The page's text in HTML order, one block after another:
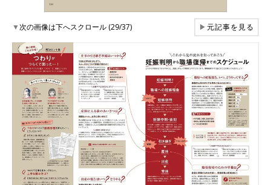
▼次の画像は下へスクロール (29/37) ▶元記事を見る